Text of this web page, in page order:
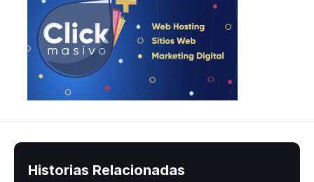
Historias Relacionadas